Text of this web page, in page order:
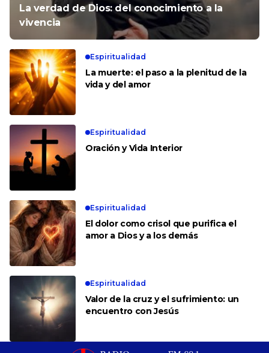
La verdad de Dios: del conocimiento a la
vivencia
Espiritualidad
La muerte: el paso a la plenitud de la
vida y del amor
Espiritualidad
Oración y Vida Interior
Espiritualidad
El dolor como crisol que purifica el
amor a Dios y a los demás
Espiritualidad
Valor de la cruz y el sufrimiento: un
encuentro con Jesús